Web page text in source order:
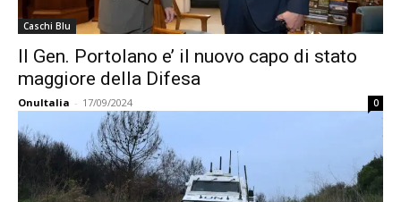
Caschi Blu
Il Gen. Portolano e’ il nuovo capo di stato
maggiore della Difesa
OnuItalia - 17/09/2024 0